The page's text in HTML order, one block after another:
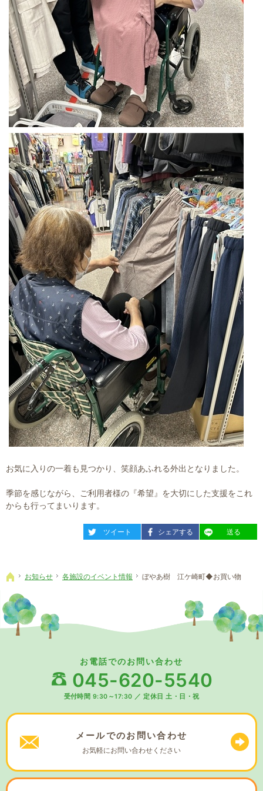
お気に入りの一着も見つかり、笑顔あふれる外出となりました。
季節を感じながら、ご利用者様の『希望』を大切にした支援をこれ
からも行ってまいります。
entry2472
ツイート entry2472
シェアする entry2472
送る
ホーム
お知らせ 各施設のイベント情報 ぼやあ樹 江ケ崎町◆お買い物
お電話でのお問い合わせ
045-620-5540
受付時間 9:30～17:30 ／ 定休日 土・日・祝
メールでのお問い合わせ
お気軽にお問い合わせください